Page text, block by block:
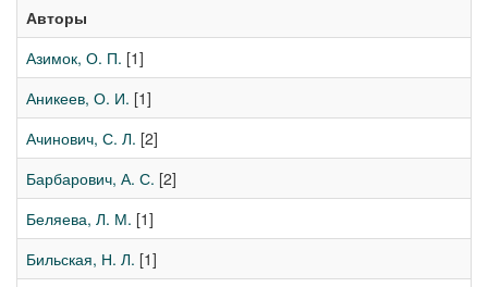
Авторы
Азимок, О. П. [1]
Аникеев, О. И. [1]
Ачинович, С. Л. [2]
Барбарович, А. С. [2]
Беляева, Л. М. [1]
Бильская, Н. Л. [1]